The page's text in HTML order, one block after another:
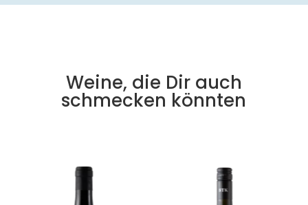
Weine, die Dir auch
schmecken könnten